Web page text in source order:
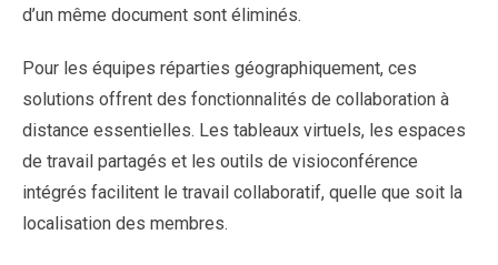
d’un même document sont éliminés.
Pour les équipes réparties géographiquement, ces
solutions offrent des fonctionnalités de collaboration à
distance essentielles. Les tableaux virtuels, les espaces
de travail partagés et les outils de visioconférence
intégrés facilitent le travail collaboratif, quelle que soit la
localisation des membres.